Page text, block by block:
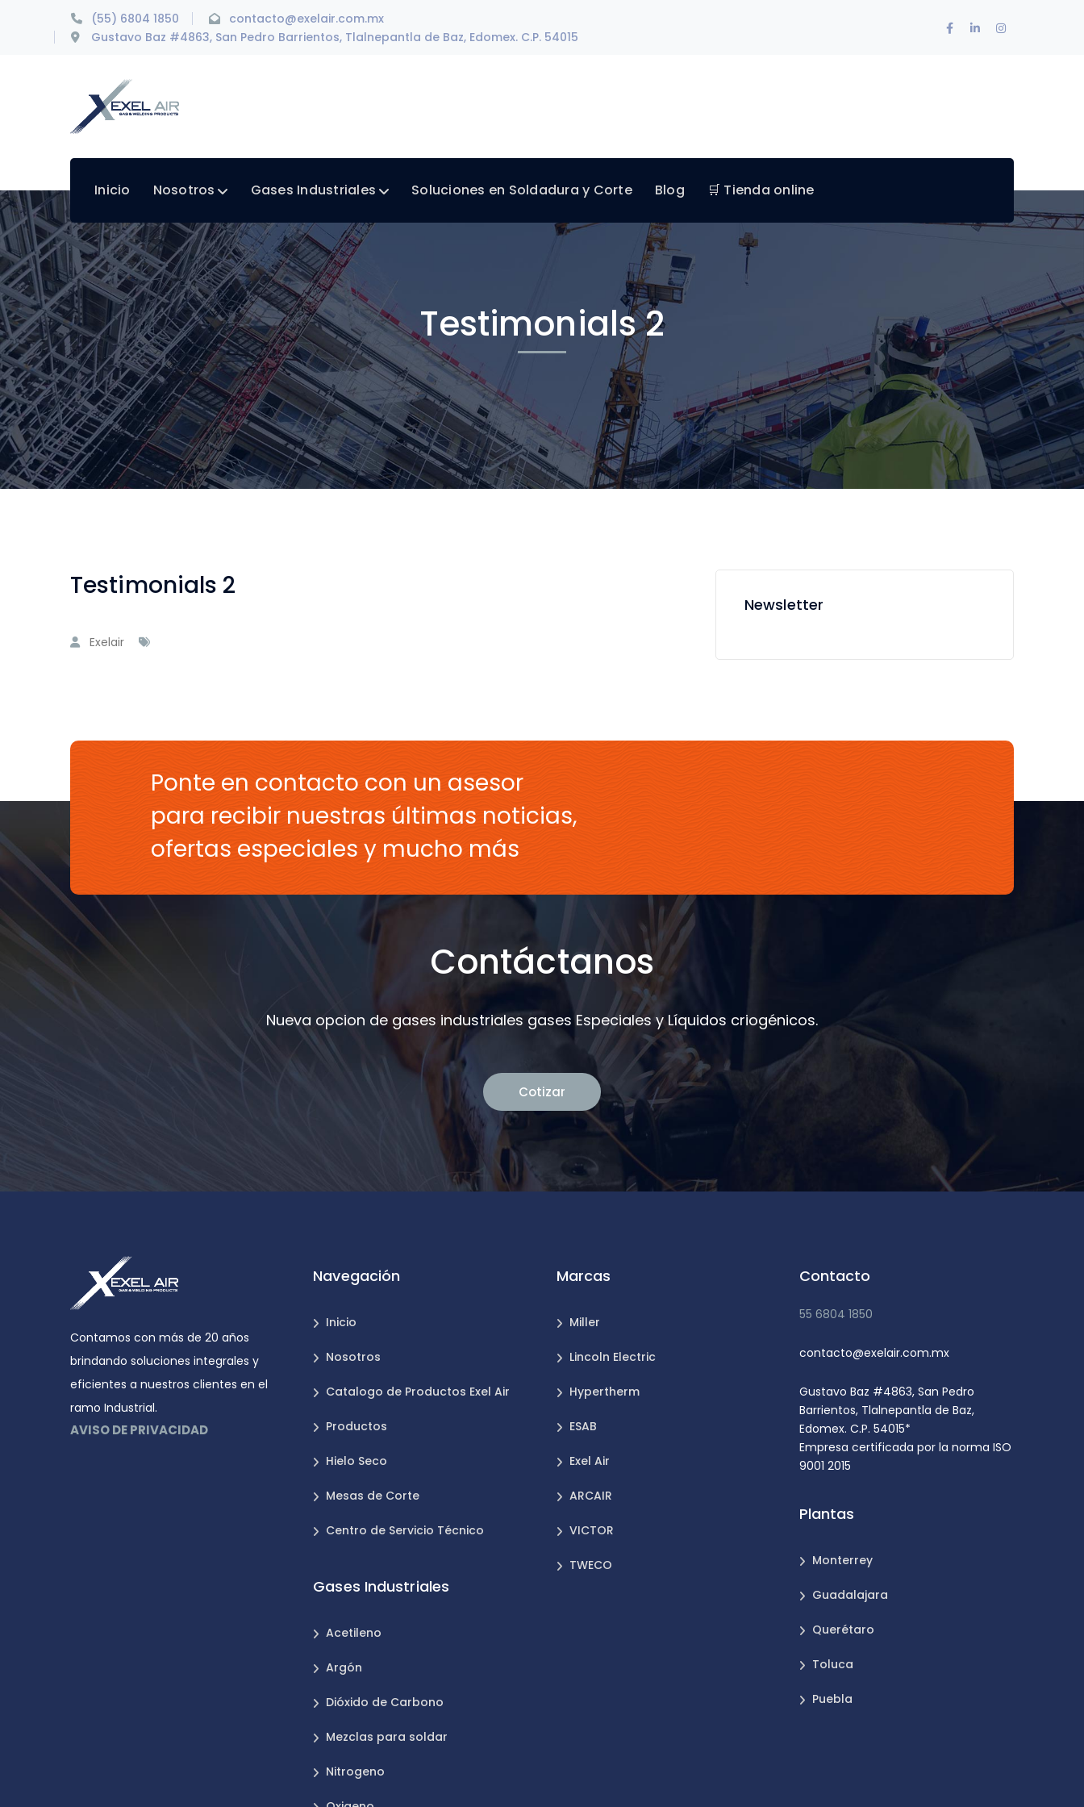
(55) 6804 1850
contacto@exelair.com.mx
Gustavo Baz #4863, San Pedro Barrientos, Tlalnepantla de Baz, Edomex. C.P. 54015
Facebook
LinkedInInstagram
Inicio Nosotros Gases Industriales Soluciones en Soldadura y Corte Blog 🛒 Tienda online
Testimonials 2
Testimonials 2
Exelair
Newsletter
Ponte en contacto con un asesor
para recibir nuestras últimas noticias,
ofertas especiales y mucho más
Contáctanos
Nueva opcion de gases industriales gases Especiales y Líquidos criogénicos.
Cotizar
Contamos con más de 20 años
brindando soluciones integrales y
eficientes a nuestros clientes en el
ramo Industrial.
AVISO DE PRIVACIDAD
Navegación
Inicio
Nosotros
Catalogo de Productos Exel Air
Productos
Hielo Seco
Mesas de Corte
Centro de Servicio Técnico
Gases Industriales
Acetileno
Argón
Dióxido de Carbono
Mezclas para soldar
Nitrogeno
Marcas
Miller
Lincoln Electric
Hypertherm
ESAB
Exel Air
ARCAIR
VICTOR
TWECO
Contacto
55 6804 1850
contacto@exelair.com.mx
Gustavo Baz #4863, San Pedro
Barrientos, Tlalnepantla de Baz,
Edomex. C.P. 54015*
Empresa certificada por la norma ISO
9001 2015
Plantas
Monterrey
Guadalajara
Querétaro
Toluca
Puebla